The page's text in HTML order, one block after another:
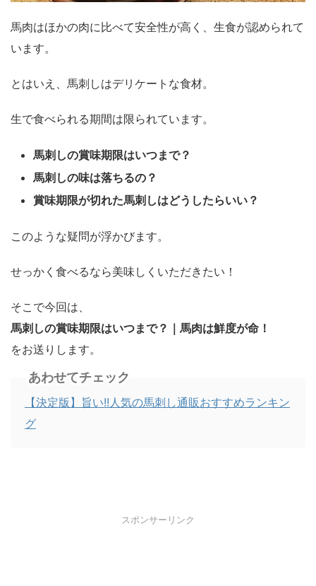
馬肉はほかの肉に比べて安全性が高く、生食が認められて
います。
とはいえ、馬刺しはデリケートな食材。
生で食べられる期間は限られています。
馬刺しの賞味期限はいつまで？
馬刺しの味は落ちるの？
賞味期限が切れた馬刺しはどうしたらいい？
このような疑問が浮かびます。
せっかく食べるなら美味しくいただきたい！
そこで今回は、
馬刺しの賞味期限はいつまで？｜馬肉は鮮度が命！
をお送りします。
あわせてチェック
【決定版】旨い!!人気の馬刺し通販おすすめランキン
グ
スポンサーリンク